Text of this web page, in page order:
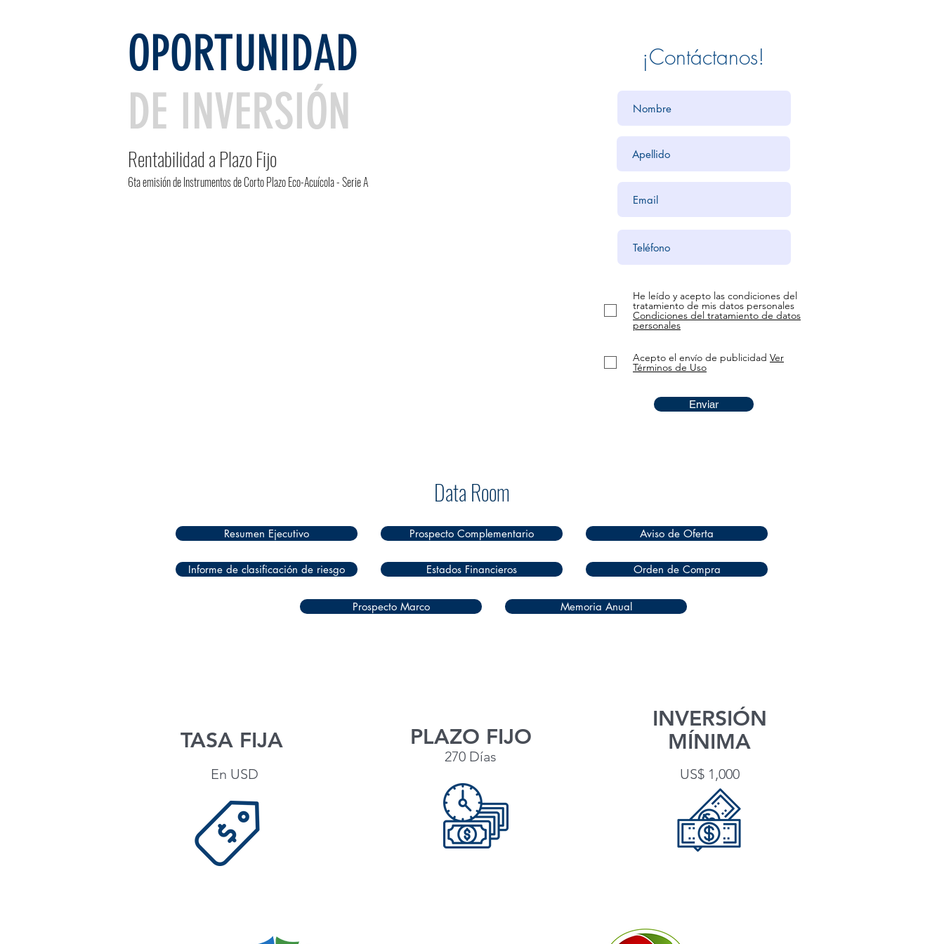
OPORTUNIDAD
DE INVERSIÓN
Rentabilidad a Plazo Fijo
6ta emisión de Instrumentos de Corto Plazo Eco-Acuícola - Serie A
¡Contáctanos!
He leído y acepto las condiciones del
tratamiento de mis datos personales
Condiciones del tratamiento de datos
personales
Acepto el envío de publicidad Ver
Términos de Uso
Enviar
Data Room
Resumen Ejecutivo
Informe de clasificación de riesgo
Prospecto Complementario
Estados Financieros
Aviso de Oferta
Orden de Compra
Prospecto Marco Memoria Anual
TASA FIJA
En USD
270 Días
PLAZO FIJO
INVERSIÓN
MÍNIMA
US$ 1,000